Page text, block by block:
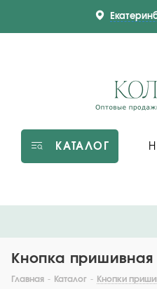
КАТАЛОГ
Кнопка пришивная
Главная - Каталог - Кнопки